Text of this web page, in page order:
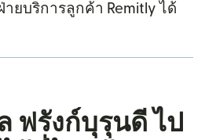
ยบริการลูกค้า Remitly ได้
ฟรังก์บุรุนดี ไป